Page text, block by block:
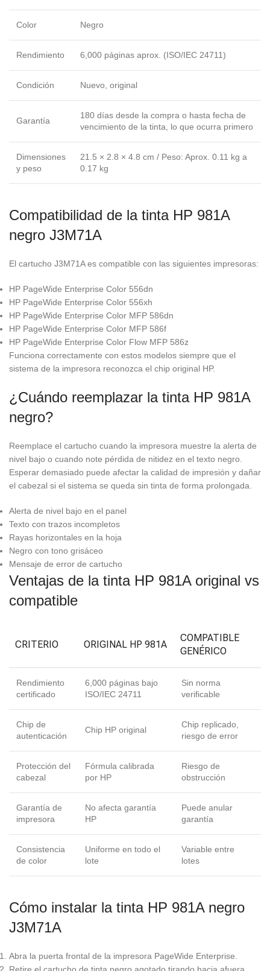
Color Negro
Rendimiento 6,000 páginas aprox. (ISO/IEC 24711)
Condición Nuevo, original
Garantía
180 días desde la compra o hasta fecha de
vencimiento de la tinta, lo que ocurra primero
Dimensiones
y peso
21.5 × 2.8 × 4.8 cm / Peso: Aprox. 0.11 kg a
0.17 kg
Compatibilidad de la tinta HP 981A
negro J3M71A
El cartucho J3M71A es compatible con las siguientes impresoras:
HP PageWide Enterprise Color 556dn
HP PageWide Enterprise Color 556xh
HP PageWide Enterprise Color MFP 586dn
HP PageWide Enterprise Color MFP 586f
HP PageWide Enterprise Color Flow MFP 586z
Funciona correctamente con estos modelos siempre que el
sistema de la impresora reconozca el chip original HP.
¿Cuándo reemplazar la tinta HP 981A
negro?
Reemplace el cartucho cuando la impresora muestre la alerta de
nivel bajo o cuando note pérdida de nitidez en el texto negro.
Esperar demasiado puede afectar la calidad de impresión y dañar
el cabezal si el sistema se queda sin tinta de forma prolongada.
Alerta de nivel bajo en el panel
Texto con trazos incompletos
Rayas horizontales en la hoja
Negro con tono grisáceo
Mensaje de error de cartucho
Ventajas de la tinta HP 981A original vs
compatible
CRITERIO ORIGINAL HP 981A
COMPATIBLE
GENÉRICO
Rendimiento
certificado
6,000 páginas bajo
ISO/IEC 24711
Sin norma
verificable
Chip de
autenticación
Chip HP original
Chip replicado,
riesgo de error
Protección del
cabezal
Fórmula calibrada
por HP
Riesgo de
obstrucción
Garantía de
impresora
No afecta garantía
HP
Puede anular
garantía
Consistencia
de color
Uniforme en todo el
lote
Variable entre
lotes
Cómo instalar la tinta HP 981A negro
J3M71A
Abra la puerta frontal de la impresora PageWide Enterprise.